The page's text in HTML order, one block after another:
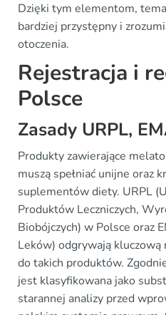
Dzięki tym elementom,
bardziej przystępny i
otoczenia.
Rejestracja i
Polsce
Zasady URPL,
Produkty zawierające
muszą spełniać unijne oraz
suplementów diety. URPL
Produktów Leczniczych,
Biobójczych) w Polsce oraz
Leków) odgrywają
do takich produktów.
jest klasyfikowana jako
starannej analizy przed